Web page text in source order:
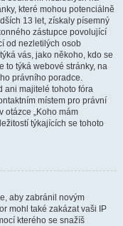
které mohou potenciálně
13 let, získaly písemný
zástupce povolující
od nezletilých osob
vás, jako někoho, kdo se
to týká webové stránky, na
právního poradce.
ani majitelé tohoto fóra
místem pro právní
otázce „Koho mám
týkajících se tohoto
aby zabránil novým
mohl také zakázat vaši IP
kterého se snažíš